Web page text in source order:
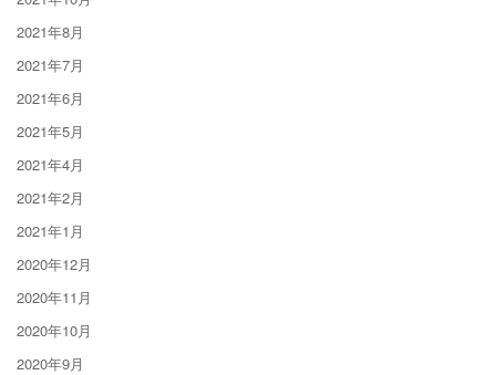
2021年8月
2021年7月
2021年6月
2021年5月
2021年4月
2021年2月
2021年1月
2020年12月
2020年11月
2020年10月
2020年9月